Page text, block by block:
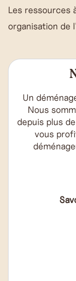
Les ressources
organisation de
Un
Nous
depuis plus
vous